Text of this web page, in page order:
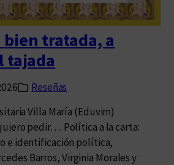
bien tratada, a
tajada
Reseñas
Villa María (Eduvim)
pedir…. Política a la carta:
e identificación política,
Barros, Virginia Morales y